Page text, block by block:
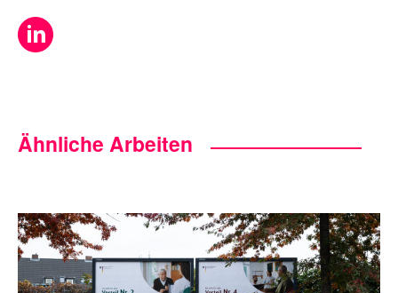
Ähnliche Arbeiten